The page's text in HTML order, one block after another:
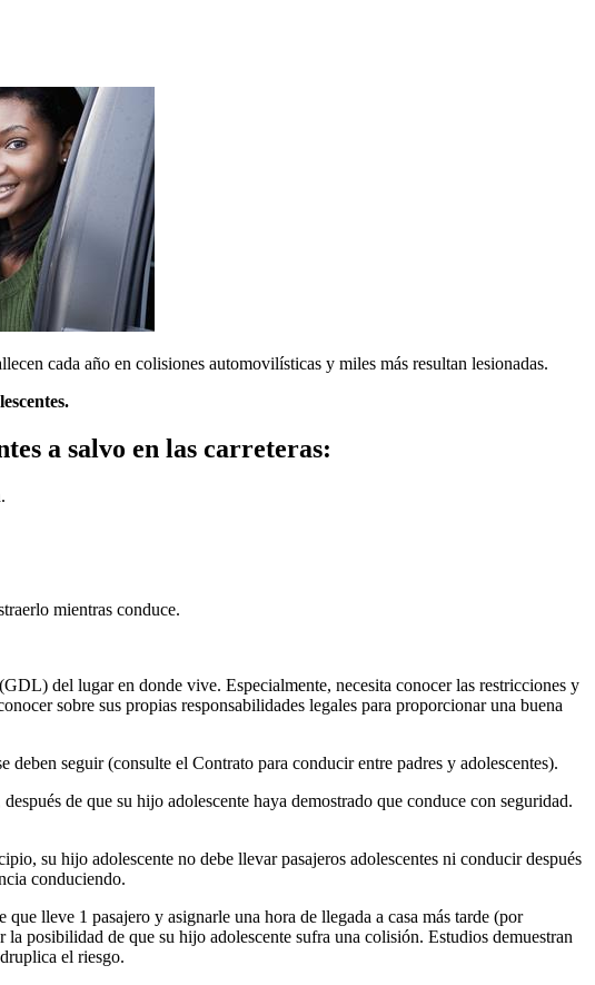
cada año en colisiones automovilísticas y miles más resultan lesionadas.
a salvo en las carreteras:
mientras conduce.
del lugar en donde vive. Especialmente, necesita conocer las restricciones y
sobre sus propias responsabilidades legales para proporcionar una buena
seguir (consulte el Contrato para conducir entre padres y adolescentes).
de que su hijo adolescente haya demostrado que conduce con seguridad.
su hijo adolescente no debe llevar pasajeros adolescentes ni conducir después
conduciendo.
lleve 1 pasajero y asignarle una hora de llegada a casa más tarde (por
posibilidad de que su hijo adolescente sufra una colisión. Estudios demuestran
el riesgo.